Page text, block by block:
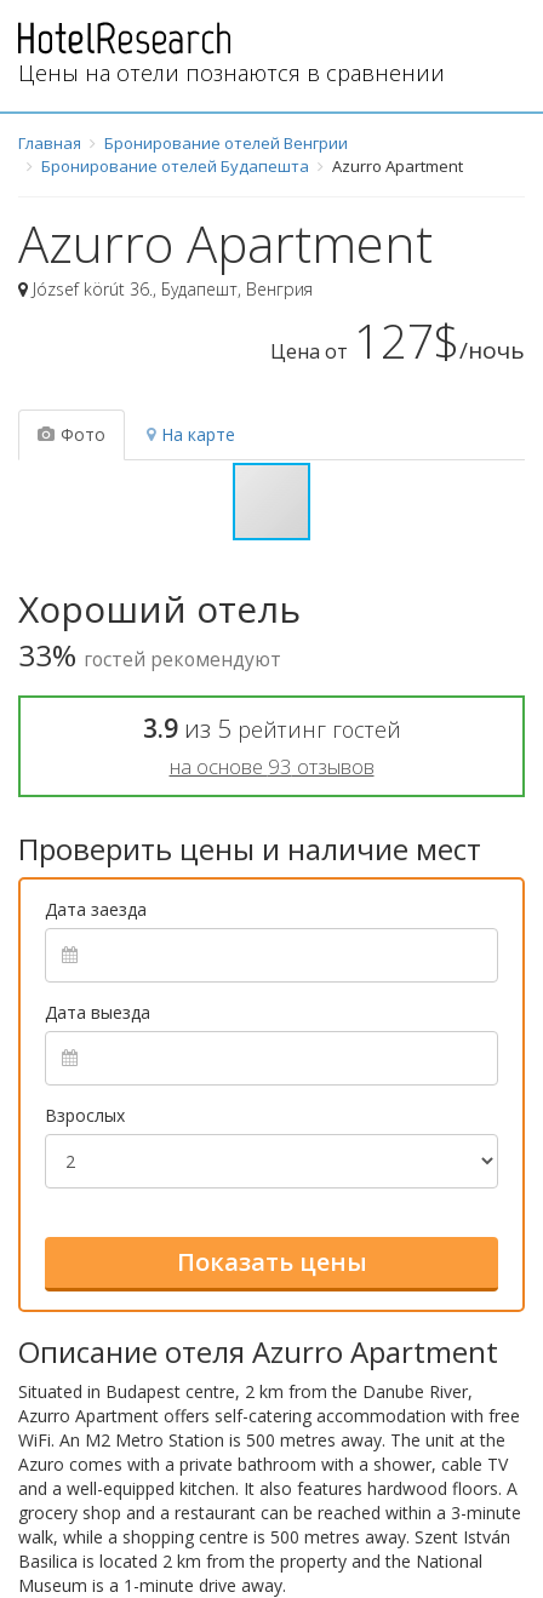
Цены на отели познаются в сравнении
Главная
Бронирование отелей Венгрии
Бронирование отелей Будапешта
Azurro Apartment
Azurro Apartment
József körút 36. , Будапешт, Венгрия
Цена от 127$/ночь
Фото На карте
Хороший отель
33% гостей рекомендуют
3.9из 5 рейтинг гостей
на основе 93 отзывов
Проверить цены и наличие мест
Дата заезда
Дата выезда
Взрослых
Описание отеля Azurro Apartment
Situated in Budapest centre, 2 km from the Danube River,
Azurro Apartment offers self-catering accommodation with free
WiFi. An M2 Metro Station is 500 metres away. The unit at the
Azuro comes with a private bathroom with a shower, cable TV
and a well-equipped kitchen. It also features hardwood floors. A
grocery shop and a restaurant can be reached within a 3-minute
walk, while a shopping centre is 500 metres away. Szent István
Basilica is located 2 km from the property and the National
Museum is a 1-minute drive away.